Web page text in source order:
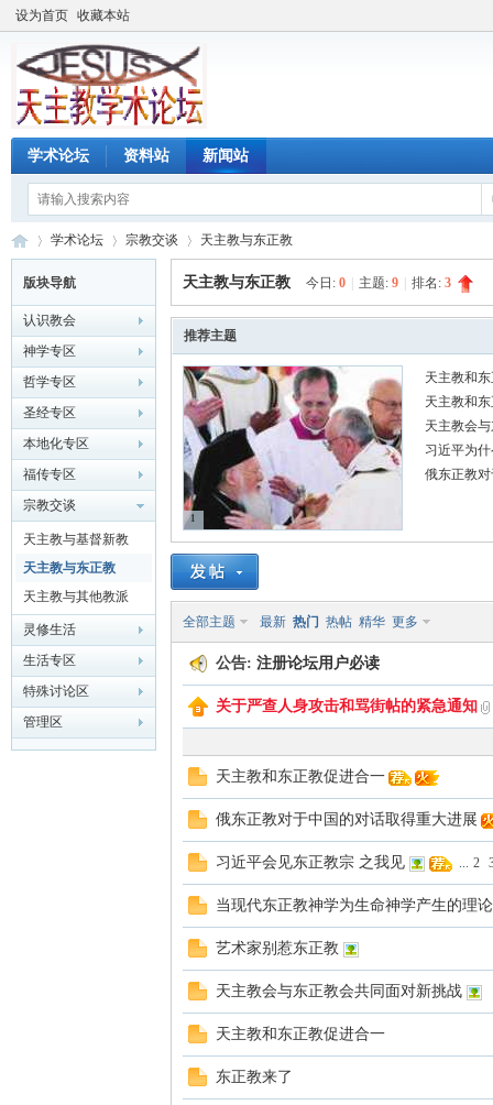
设为首页 收藏本站
学术论坛 资料站 新闻站
天 »
学术论坛
›
宗教交谈 天主教与东正教
版块导航
认识教会
神学专区
哲学专区
圣经专区
本地化专区
福传专区
宗教交谈
天主教与基督新教
天主教与东正教
天主教与其他教派
灵修生活
生活专区
特殊讨论区
管理区
天主教与东正教 今日: 0 主题: 9 排名: 3
推荐主题
1
天主教和
天主教和
天主教会
习近平为
俄东正教
全部主题 最新 热门 热帖 精华 更多
公告: 注册论坛用户必读
关于严查人身攻击和骂街帖的紧急通知
天主教和东正教促进合一
俄东正教对于中国的对话取得重大进展
习近平会见东正教宗 之我见 ... 2
当现代东正教神学为生命神学产生的理
艺术家别惹东正教
天主教会与东正教会共同面对新挑战
天主教和东正教促进合一
东正教来了